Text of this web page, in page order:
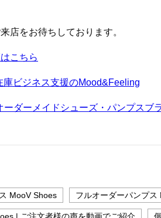
店をお待ちしております。
こちら
庫ビジネス支援のMood&Feeling
ーダーメイドシューズ・パンプスブ
MooV Shoes フルオーダーパンプ